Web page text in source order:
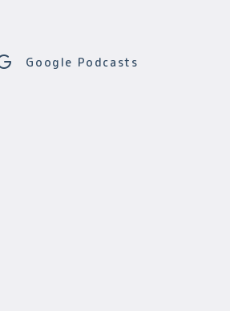
Google Podcasts